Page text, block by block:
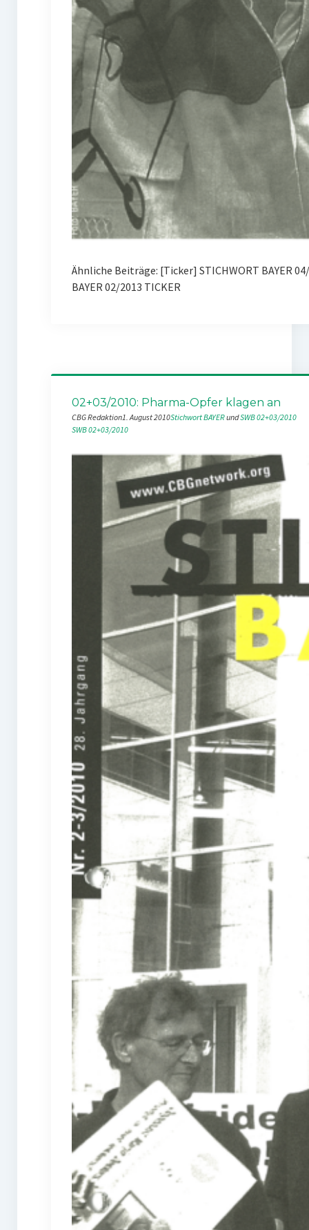
Ähnliche Beiträge: [Ticker] STICHWORT BAYER
BAYER 02/2013 TICKER
02+03/2010: Pharma-Opfer klagen an
CBG Redaktion1. August 2010Stichwort BAYER und SWB 02+03/2010
SWB 02+03/2010